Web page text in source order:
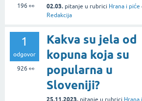
196 👀 02.03. pitanje u rubrici Hrana i piće
Redakcija
1
odgovor
926 👀
Kakva su jela od
kopuna koja su
popularna u
Sloveniji?
25.11.2023. pitanje u rubrici Hrana